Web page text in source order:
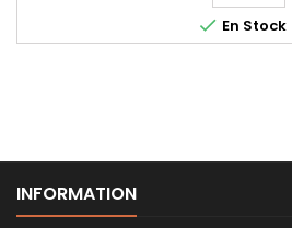
 En Stock
INFORMATION